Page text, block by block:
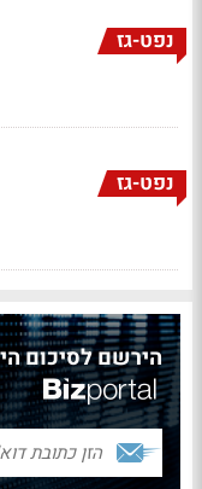
נפט-גז
נפט-גז
הירשם לסיכום